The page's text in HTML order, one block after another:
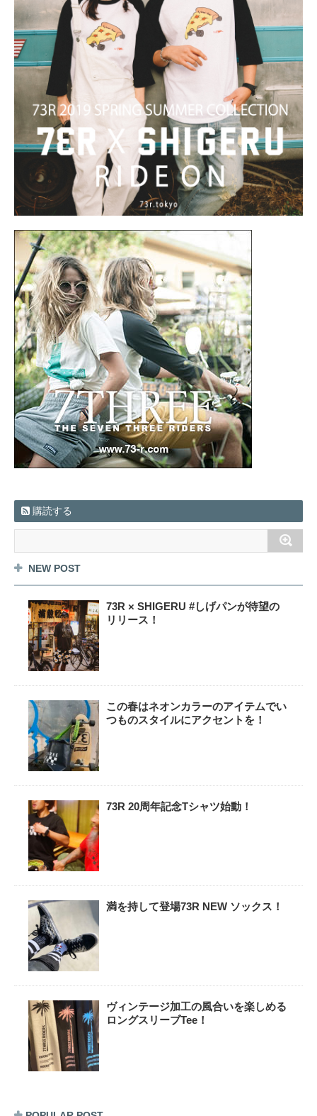
購読する
NEW POST
73R × SHIGERU #しげパンが待望の
リリース！
この春はネオンカラーのアイテムでい
つものスタイルにアクセントを！
73R 20周年記念Tシャツ始動！
満を持して登場73R NEW ソックス！
ヴィンテージ加工の風合いを楽しめる
ロングスリーブTee！